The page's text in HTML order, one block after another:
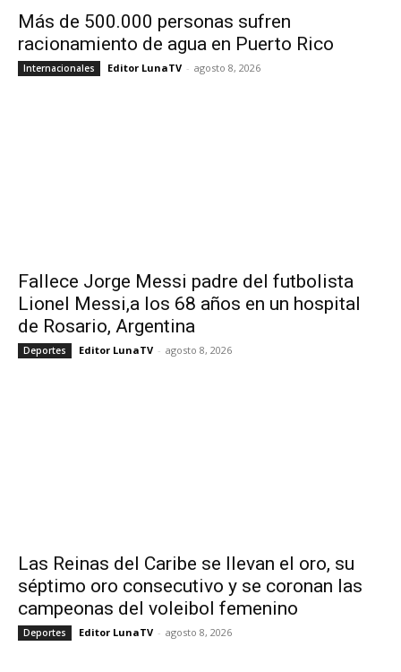
Más de 500.000 personas sufren
racionamiento de agua en Puerto Rico
Internacionales Editor LunaTV - agosto 8, 2026
Fallece Jorge Messi padre del futbolista
Lionel Messi,a los 68 años en un hospital
de Rosario, Argentina
Deportes Editor LunaTV - agosto 8, 2026
Las Reinas del Caribe se llevan el oro, su
séptimo oro consecutivo y se coronan las
campeonas del voleibol femenino
Deportes Editor LunaTV - agosto 8, 2026